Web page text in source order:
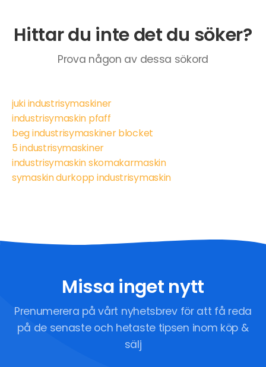
Hittar du inte det du söker?
Prova någon av dessa sökord
juki industrisymaskiner
industrisymaskin pfaff
beg industrisymaskiner blocket
5 industrisymaskiner
industrisymaskin skomakarmaskin
symaskin durkopp industrisymaskin
Missa inget nytt
Prenumerera på vårt nyhetsbrev för att få reda
på de senaste och hetaste tipsen inom köp &
sälj